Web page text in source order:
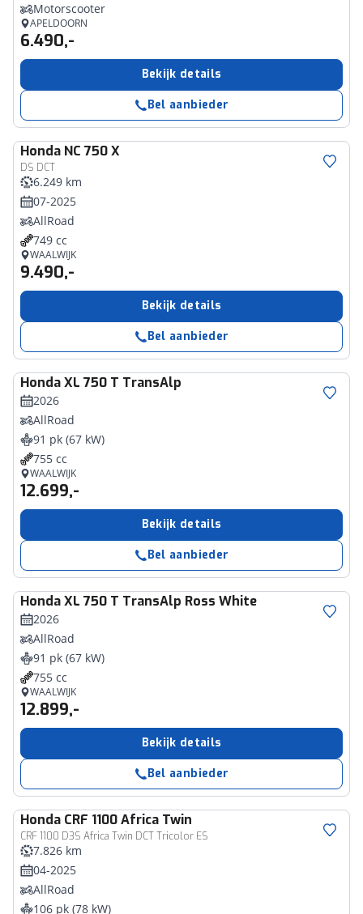
Motorscooter
APELDOORN
6.490,-
Bekijk details
Bel aanbieder
Honda NC 750 X
DS DCT
6.249 km
07-2025
AllRoad
749 cc
WAALWIJK
9.490,-
Bekijk details
Bel aanbieder
HondaXL 750 T TransAlp
2026
AllRoad
91 pk (67 kW)
755 cc
WAALWIJK
12.699,-
Bekijk details
Bel aanbieder
HondaXL 750 T TransAlp Ross White
2026
AllRoad
91 pk (67 kW)
755 cc
WAALWIJK
12.899,-
Bekijk details
Bel aanbieder
Honda CRF 1100 Africa Twin
CRF 1100 D3S Africa Twin DCT Tricolor ES
7.826 km
04-2025
AllRoad
106 pk (78 kW)